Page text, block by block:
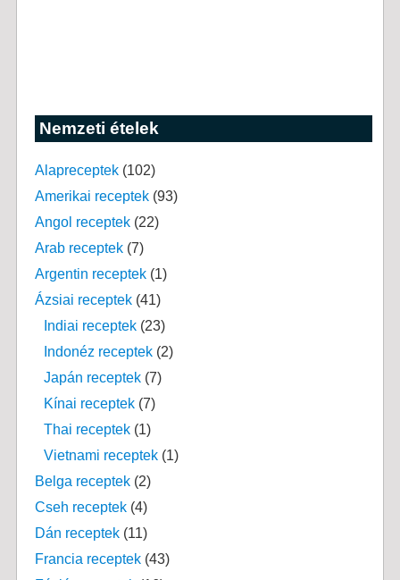
Nemzeti ételek
Alapreceptek(102)
Amerikai receptek(93)
Angol receptek(22)
Arab receptek(7)
Argentin receptek(1)
Ázsiai receptek(41)
Indiai receptek(23)
Indonéz receptek(2)
Japán receptek(7)
Kínai receptek(7)
Thai receptek(1)
Vietnami receptek(1)
Belga receptek(2)
Cseh receptek(4)
Dán receptek(11)
Francia receptek(43)